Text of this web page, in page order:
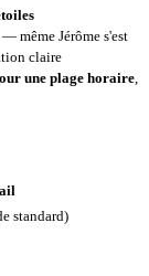
même Jérôme s'est
claire
une plage horaire
standard)